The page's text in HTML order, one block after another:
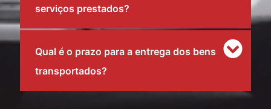
serviços prestados?
Qual é o prazo para a entrega dos bens
transportados?